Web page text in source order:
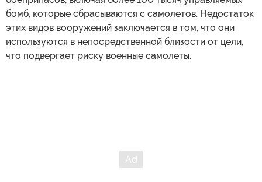
бомб, которые сбрасываются с самолетов. Недостаток
этих видов вооружений заключается в том, что они
используются в непосредственной близости от цели,
что подвергает риску военные самолеты.